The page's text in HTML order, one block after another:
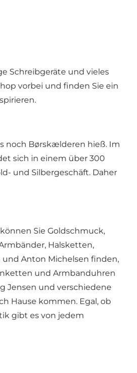
Schreibgeräte und vieles
vorbei und finden Sie ein
noch Børskælderen hieß. Im
sich in einem über 300
und Silbergeschäft. Daher
Sie Goldschmuck,
Halsketten,
und Anton Michelsen finden,
und Armbanduhren
Jensen und verschiedene
Hause kommen. Egal, ob
gibt es von jedem